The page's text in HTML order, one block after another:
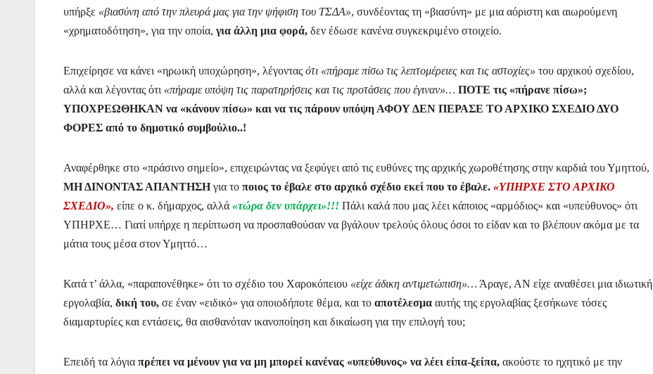
υπήρξε «βιασύνη από την πλευρά μας για την ψήφιση του ΤΣΔΑ», συνδέοντας τη «βιασύνη» με μια αόριστη και αιωρούμενη
«χρηματοδότηση», για την οποία, για άλλη μια φορά, δεν έδωσε κανένα συγκεκριμένο στοιχείο.
Επιχείρησε να κάνει «ηρωική υποχώρηση», λέγοντας ότι «πήραμε πίσω τις λεπτομέρειες και τις αστοχίες» του αρχικού σχεδίου,
αλλά και λέγοντας ότι «πήραμε υπόψη τις παρατηρήσεις και τις προτάσεις που έγιναν»… ΠΟΤΕ τις «πήρανε πίσω»;
ΥΠΟΧΡΕΩΘΗΚΑΝ να «κάνουν πίσω» και να τις πάρουν υπόψη ΑΦΟΥ ΔΕΝ ΠΕΡΑΣΕ ΤΟ ΑΡΧΙΚΟ ΣΧΕΔΙΟ ΔΥΟ
ΦΟΡΕΣ από το δημοτικό συμβούλιο..!
Αναφέρθηκε στο «πράσινο σημείο», επιχειρώντας να ξεφύγει από τις ευθύνες της αρχικής χωροθέτησης στην καρδιά του Υμηττού,
ΜΗ ΔΙΝΟΝΤΑΣ ΑΠΑΝΤΗΣΗγια το ποιος το έβαλε στο αρχικό σχέδιο εκεί που το έβαλε. «ΥΠΗΡΧΕ ΣΤΟ ΑΡΧΙΚΟ
ΣΧΕΔΙΟ», είπε ο κ. δήμαρχος, αλλά «τώρα δεν υπάρχει»!!! Πάλι καλά που μας λέει κάποιος «αρμόδιος» και «υπεύθυνος» ότι
ΥΠΗΡΧΕ… Γιατί υπήρχε η περίπτωση να προσπαθούσαν να βγάλουν τρελούς όλους όσοι το είδαν και το βλέπουν ακόμα με τα
μάτια τους μέσα στον Υμηττό…
Κατά τ’ άλλα, «παραπονέθηκε» ότι το σχέδιο του Χαροκόπειου «είχε άδικη αντιμετώπιση»… Άραγε, ΑΝ είχε αναθέσει μια ιδιωτική
εργολαβία, δική του, σε έναν «ειδικό» για οποιοδήποτε θέμα, και το αποτέλεσμα αυτής της εργολαβίας ξεσήκωνε τόσες
διαμαρτυρίες και εντάσεις, θα αισθανόταν ικανοποίηση και δικαίωση για την επιλογή του;
Επειδή τα λόγια πρέπει να μένουν για να μη μπορεί κανένας «υπεύθυνος» να λέει είπα-ξείπα, ακούστε το ηχητικό με την